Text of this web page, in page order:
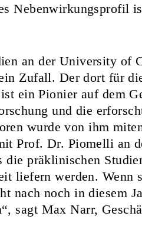
Nebenwirkungsprofil
an der University of
Zufall. Der dort für
ist ein Pionier auf dem
und die
wurde von ihm
Prof. Dr. Piomelli an
die präklinischen
liefern werden. Wenn
nach noch in diesem
sagt Max Narr,